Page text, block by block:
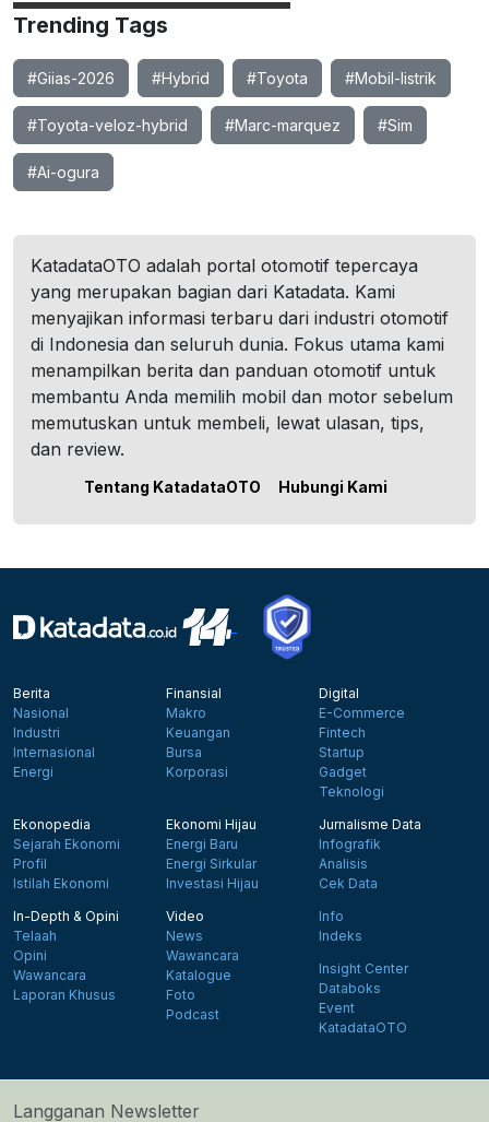
Trending Tags
#Giias-2026 #Hybrid #Toyota #Mobil-listrik
#Toyota-veloz-hybrid #Marc-marquez #Sim
#Ai-ogura
KatadataOTO adalah portal otomotif tepercaya
yang merupakan bagian dari Katadata. Kami
menyajikan informasi terbaru dari industri otomotif
di Indonesia dan seluruh dunia. Fokus utama kami
menampilkan berita dan panduan otomotif untuk
membantu Anda memilih mobil dan motor sebelum
memutuskan untuk membeli, lewat ulasan, tips,
dan review.
Tentang KatadataOTO Hubungi Kami
Berita
Nasional
Industri
Internasional
Energi
Finansial
Makro
Keuangan
Bursa
Korporasi
Digital
E-Commerce
Fintech
Startup
Gadget
Teknologi
Ekonopedia
Sejarah Ekonomi
Profil
Istilah Ekonomi
Ekonomi Hijau
Energi Baru
Energi Sirkular
Investasi Hijau
Jurnalisme Data
Infografik
Analisis
Cek Data
In-Depth & Opini
Telaah
Opini
Wawancara
Laporan Khusus
Video
News
Wawancara
Katalogue
Foto
Podcast
Info
Indeks
Insight Center
Databoks
Event
KatadataOTO
Langganan Newsletter